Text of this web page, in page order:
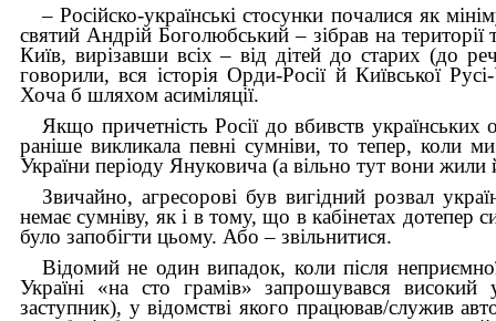
– Російско-українські стосунки почалися як
святий Андрій Боголюбський – зібрав на території
Київ, вирізавши всіх – від дітей до старих (до
говорили, вся історія Орди-Росії й Київської
Хоча б шляхом асиміляції.
Якщо причетність Росії до вбивств українських
раніше викликала певні сумніви, то тепер, коли
України періоду Януковича (а вільно тут вони
Звичайно, агресорові був вигідний розвал
немає сумніву, як і в тому, що в кабінетах дотепер
було запобігти цьому. Або – звільнитися.
Відомий не один випадок, коли після
Україні «на сто грамів» запрошувався
заступник), у відомстві якого працював/служив